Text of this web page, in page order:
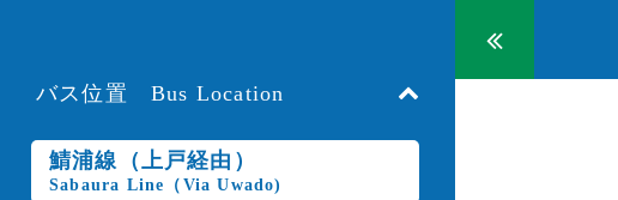
バス位置 Bus Location
鯖浦線（上戸経由）
Sabaura Line（Via Uwado)